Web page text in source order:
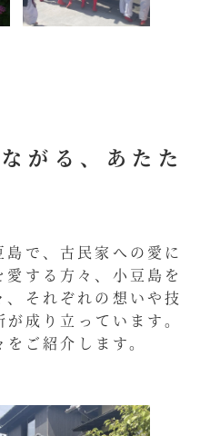
がる、あたた
で、古民家への愛に
する方々、小豆島を
それぞれの想いや技
成り立っています。
ご紹介します。